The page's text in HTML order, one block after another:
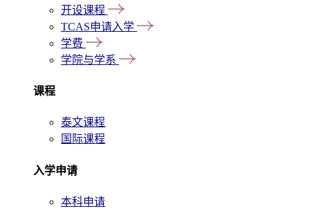
开设课程
TCAS申请入学
学费
学院与学系
课程
泰文课程
国际课程
入学申请
本科申请